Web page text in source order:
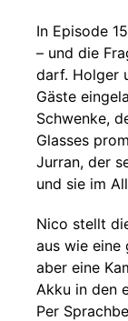
In Episode
– und die
darf. Holger
Gäste
Schwenke,
Glasses
Jurran, der
und sie im
Nico stellt
aus wie eine
aber eine
Akku in den
Per